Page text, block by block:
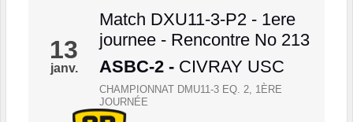
13
janv.
Match DXU11-3-P2 - 1ere
journee - Rencontre No 213
ASBC-2 - CIVRAY USC
CHAMPIONNAT DMU11-3 EQ. 2, 1ÈRE
JOURNÉE